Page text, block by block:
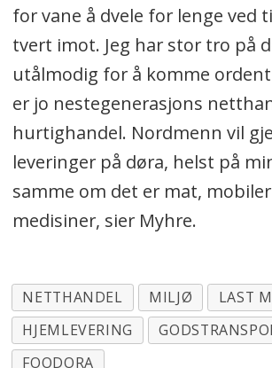
for vane å dvele for lenge ved
tvert imot. Jeg har stor tro på
utålmodig for å komme
er jo nestegenerasjons
hurtighandel. Nordmenn vil
leveringer på døra, helst på
samme om det er mat,
medisiner, sier Myhre.
NETTHANDEL MILJØ
LAST
HJEMLEVERING
FOODORA